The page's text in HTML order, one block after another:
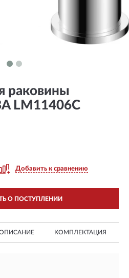
раковины
LM11406C
Добавить к сравнению
О ПОСТУПЛЕНИИ
КОМПЛЕКТАЦИЯ